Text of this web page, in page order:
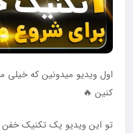
اول ویدیو میدونین‌ که
کنین 🔥
تو این ویدیو یک تکنیک خفن